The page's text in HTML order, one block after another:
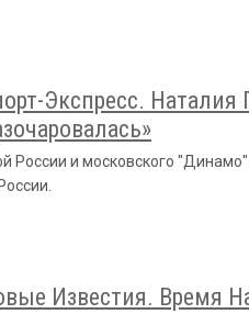
Экспресс. Наталия
России и московского
Известия. Время